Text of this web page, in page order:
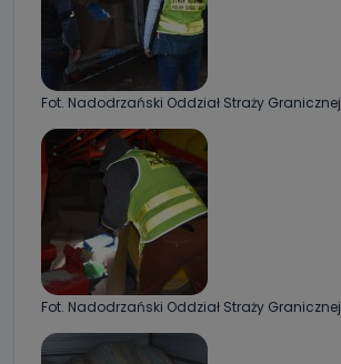
Fot. Nadodrzański Oddział Straży Granicznej
Fot. Nadodrzański Oddział Straży Granicznej